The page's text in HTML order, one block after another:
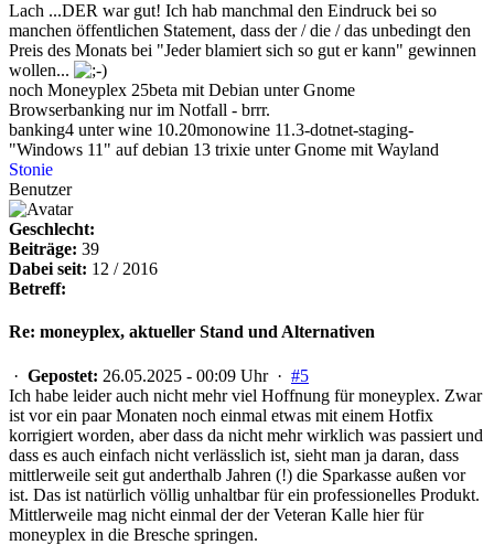
Lach ...DER war gut! Ich hab manchmal den Eindruck bei so
manchen öffentlichen Statement, dass der / die / das unbedingt den
Preis des Monats bei "Jeder blamiert sich so gut er kann" gewinnen
wollen...
noch Moneyplex 25beta mit Debian unter Gnome
Browserbanking nur im Notfall - brrr.
banking4 unterwine 10.20monowine 11.3-dotnet-staging-
"Windows 11" auf debian 13 trixie unter Gnome mit Wayland
Stonie
Benutzer
Geschlecht:
Beiträge: 39
Dabei seit: 12 / 2016
Betreff:
Re: moneyplex, aktueller Stand und Alternativen
· Gepostet: 26.05.2025 - 00:09 Uhr · #5
Ich habe leider auch nicht mehr viel Hoffnung für moneyplex. Zwar
ist vor ein paar Monaten noch einmal etwas mit einem Hotfix
korrigiert worden, aber dass da nicht mehr wirklich was passiert und
dass es auch einfach nicht verlässlich ist, sieht man ja daran, dass
mittlerweile seit gut anderthalb Jahren (!) die Sparkasse außen vor
ist. Das ist natürlich völlig unhaltbar für ein professionelles Produkt.
Mittlerweile mag nicht einmal der der Veteran Kalle hier für
moneyplex in die Bresche springen.